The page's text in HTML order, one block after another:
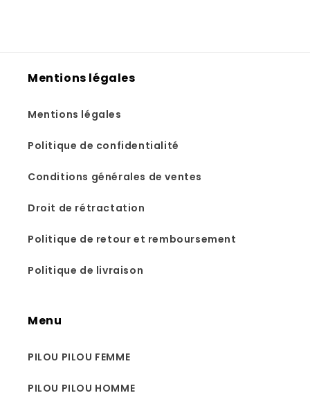
Mentions légales
Mentions légales
Politique de confidentialité
Conditions générales de ventes
Droit de rétractation
Politique de retour et remboursement
Politique de livraison
Menu
PILOU PILOU FEMME
PILOU PILOU HOMME